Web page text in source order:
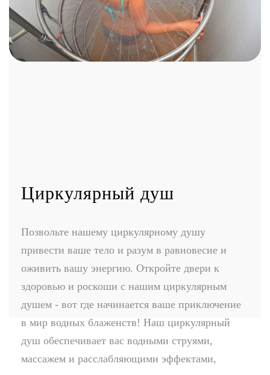
Циркулярный душ
Позвольте нашему циркулярному душу
привести ваше тело и разум в равновесие и
оживить вашу энергию. Откройте двери к
здоровью и роскоши с нашим циркулярным
душем - вот где начинается ваше приключение
в мир водных блаженств! Наш циркулярный
душ обеспечивает вас водными струями,
массажем и расслабляющими эффектами,